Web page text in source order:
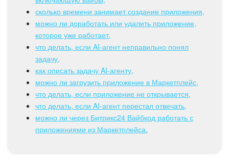
CRM
Онлайн-запись
КЭДО
Подпись
Маркетинг
сколько времени занимает создание приложения,
можно ли доработать или удалить приложение,
которое уже работает,
что делать, если AI-агент неправильно понял
задачу,
как описать задачу AI-агенту,
можно ли загрузить приложение в Маркетплейс,
что делать, если приложение не открывается,
что делать, если AI-агент перестал отвечать,
можно ли через Битрикс24 Вайбкод работать с
приложениями из Маркетплейса.